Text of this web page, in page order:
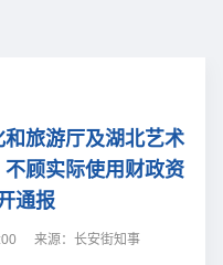
旅游厅及湖北艺术
顾实际使用财政资
通报
来源：长安街知事